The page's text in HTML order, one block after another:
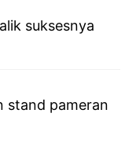
suksesnya
stand pameran